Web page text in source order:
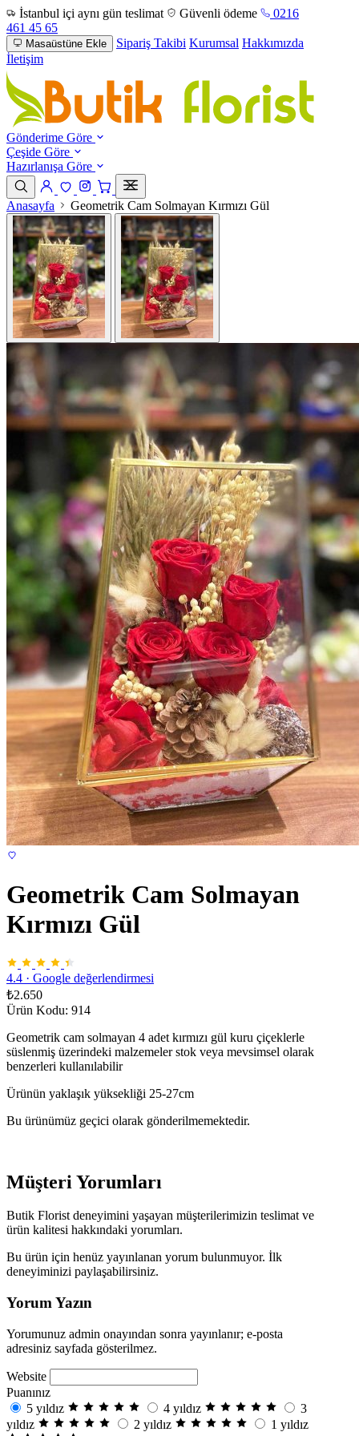
İstanbul içi aynı gün teslimat Güvenli ödeme
0216
461 45 65
Masaüstüne Ekle Sipariş Takibi Kurumsal Hakkımızda
İletişim
Gönderime Göre
Çeşide Göre
Hazırlanışa Göre
Anasayfa Geometrik Cam Solmayan Kırmızı Gül
Geometrik Cam Solmayan
Kırmızı Gül
4.4 · Google değerlendirmesi
₺2.650
Ürün Kodu: 914
Geometrik cam solmayan 4 adet kırmızı gül kuru çiçeklerle
süslenmiş üzerindeki malzemeler stok veya mevsimsel olarak
benzerleri kullanılabilir
Ürünün yaklaşık yüksekliği 25-27cm
Bu ürünümüz geçici olarak gönderilmemektedir.
Müşteri Yorumları
Butik Florist deneyimini yaşayan müşterilerimizin teslimat ve
ürün kalitesi hakkındaki yorumları.
Bu ürün için henüz yayınlanan yorum bulunmuyor. İlk
deneyiminizi paylaşabilirsiniz.
Yorum Yazın
Yorumunuz admin onayından sonra yayınlanır; e-posta
adresiniz sayfada gösterilmez.
Website
Puanınız
5 yıldız
4 yıldız
3
yıldız
2 yıldız 1 yıldız